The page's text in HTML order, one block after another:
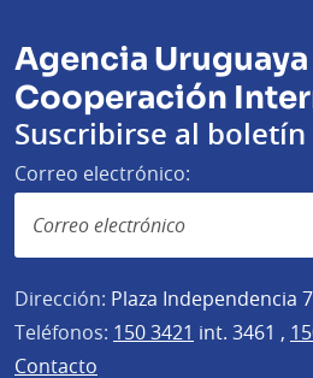
Agencia
Cooperación
Suscribirse al boletín
Correo electrónico:
Dirección: Plaza Independencia
Teléfonos: 150 3421 int. 3461 ,
Contacto